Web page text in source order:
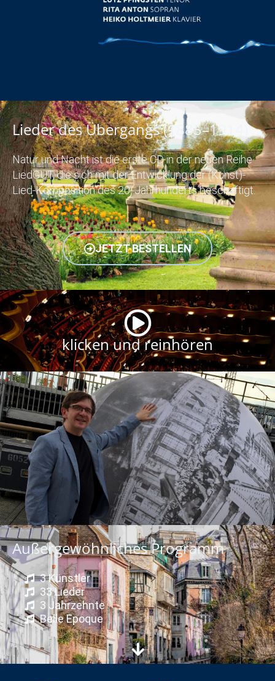
Lieder des Übergangs (1885–1914)
Natur und Nacht ist die erste CD in der neuen Reihe
LiedGUT, die sich mit der Entwicklung der (Kunst)-
Lied-Komposition des 20. Jahrhunderts beschäftigt.
JETZT BESTELLEN
klicken und reinhören
Außergewöhnliches Programm
3 Künstler
33 Lieder
3 Jahrzehnte
Belle Epoque